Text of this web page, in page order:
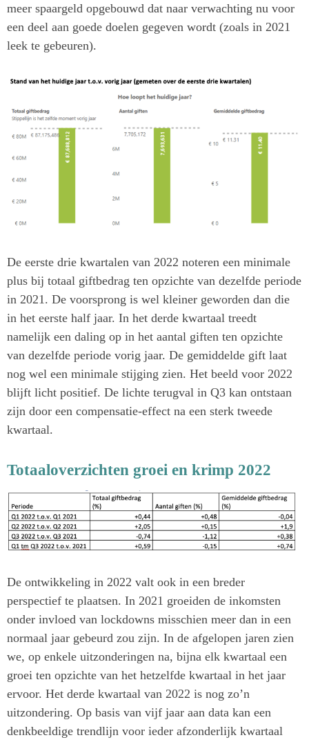
meer spaargeld opgebouwd dat naar verwachting nu voor
een deel aan goede doelen gegeven wordt (zoals in 2021
leek te gebeuren).
De eerste drie kwartalen van 2022 noteren een minimale
plus bij totaal giftbedrag ten opzichte van dezelfde periode
in 2021. De voorsprong is wel kleiner geworden dan die
in het eerste half jaar. In het derde kwartaal treedt
namelijk een daling op in het aantal giften ten opzichte
van dezelfde periode vorig jaar. De gemiddelde gift laat
nog wel een minimale stijging zien. Het beeld voor 2022
blijft licht positief. De lichte terugval in Q3 kan ontstaan
zijn door een compensatie-effect na een sterk tweede
kwartaal.
Totaaloverzichten groei en krimp 2022
De ontwikkeling in 2022 valt ook in een breder
perspectief te plaatsen. In 2021 groeiden de inkomsten
onder invloed van lockdowns misschien meer dan in een
normaal jaar gebeurd zou zijn. In de afgelopen jaren zien
we, op enkele uitzonderingen na, bijna elk kwartaal een
groei ten opzichte van het hetzelfde kwartaal in het jaar
ervoor. Het derde kwartaal van 2022 is nog zo’n
uitzondering. Op basis van vijf jaar aan data kan een
denkbeeldige trendlijn voor ieder afzonderlijk kwartaal